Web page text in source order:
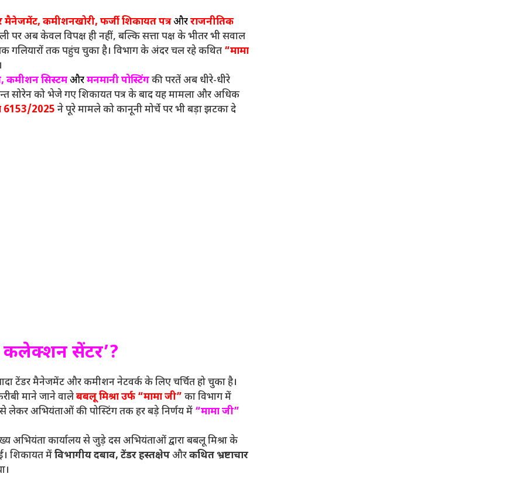
मैनेजमेंट, कमीशनखोरी, फर्जी शिकायत पत्रऔरराजनीतिक
पर अब केवल विपक्ष ही नहीं, बल्कि सत्ता पक्ष के भीतर भी सवाल
गलियारों तक पहुंच चुका है। विभाग के अंदर चल रहे कथित “मामा
कमीशन सिस्टमऔरमनमानी पोस्टिंगकी परतें अब धीरे-धीरे
सोरेन को भेजे गए शिकायत पत्र के बाद यह मामला और अधिक
6153/2025 ने पूरे मामले को कानूनी मोर्चे पर भी बड़ा झटका दे
कलेक्शन सेंटर’?
टेंडर मैनेजमेंट और कमीशन नेटवर्क के लिए चर्चित हो चुका है।
माने जाने वालेबबलू मिश्रा उर्फ “मामा जी” का विभाग में
से लेकर अभियंताओं की पोस्टिंग तक हर बड़े निर्णय में “मामा जी”
अभियंता कार्यालय से जुड़े दस अभियंताओं द्वारा बबलू मिश्रा के
शिकायत मेंविभागीय दबाव, टेंडर हस्तक्षेपऔरकथित भ्रष्टाचार